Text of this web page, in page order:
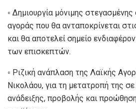
◦ Δημιουργία μόνιμης
αγοράς που θα ανταποκρίνεται
και θα αποτελεί σημείο
των επισκεπτών.
◦ Ριζική ανάπλαση της Λαϊκής
Νικολάου, για τη μετατροπή της
ανάδειξης, προβολής και